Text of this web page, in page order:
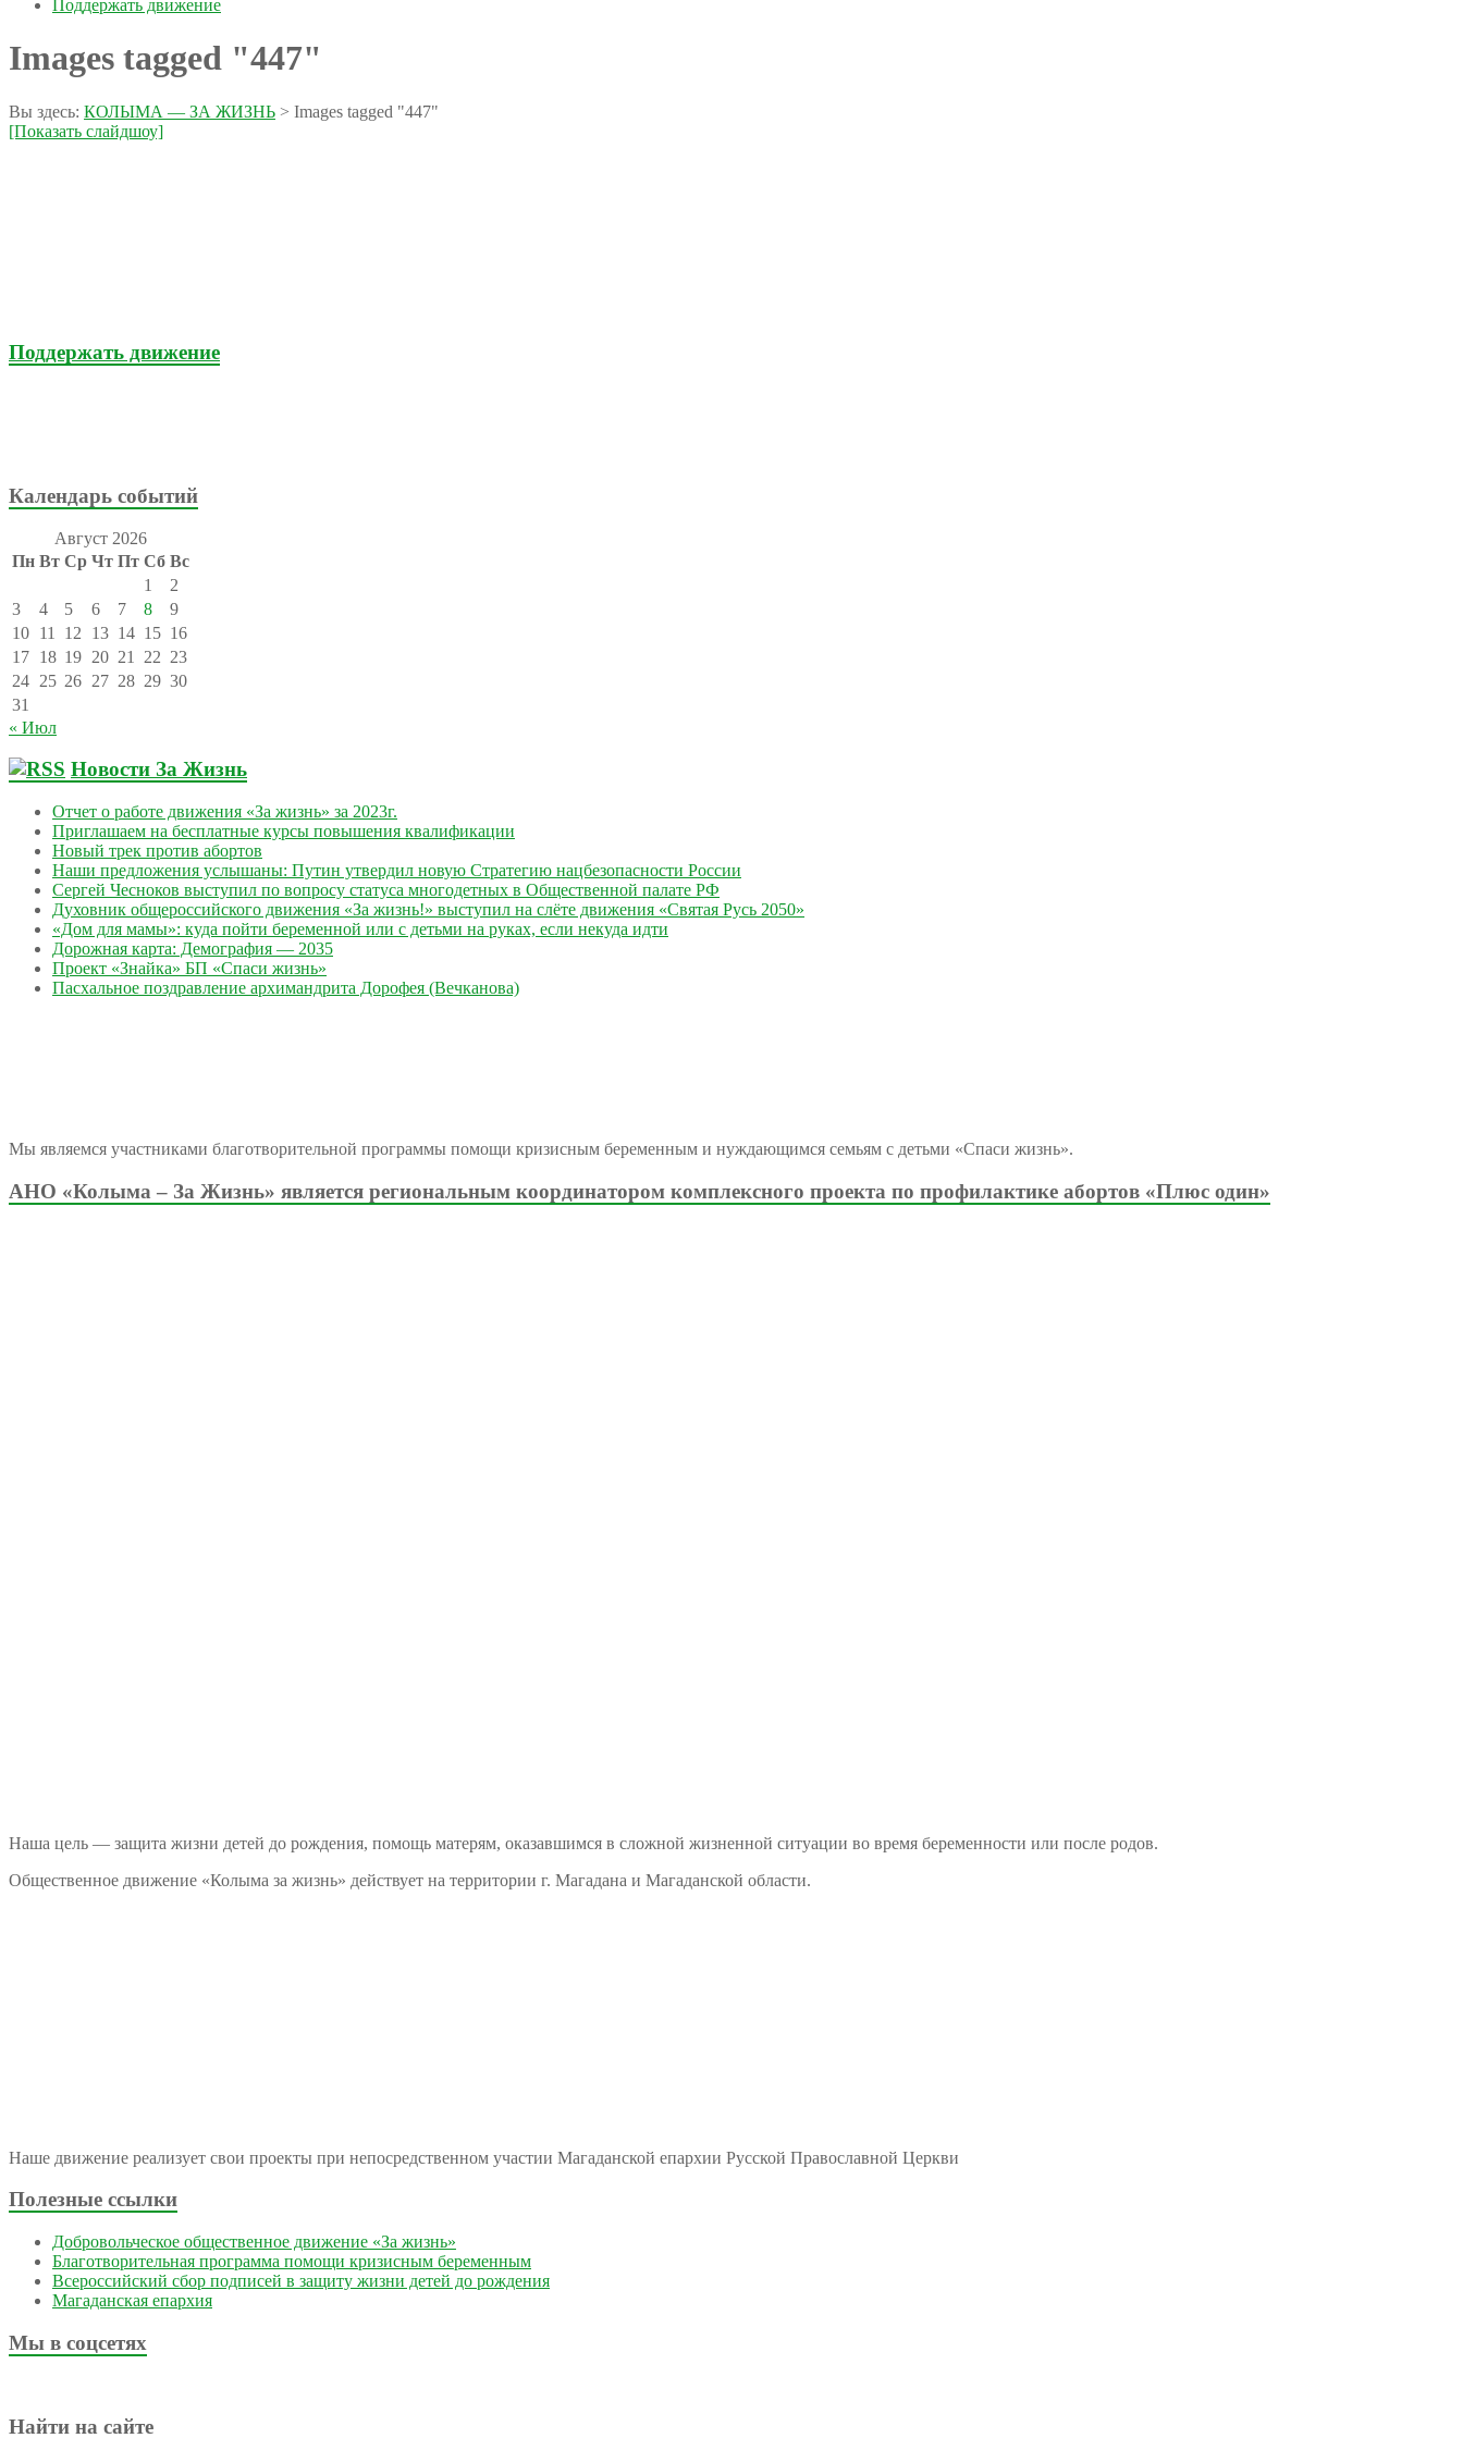
Поддержать движение
Images tagged "447"
Вы здесь: КОЛЫМА — ЗА ЖИЗНЬ > Images tagged "447"
[Показать слайдшоу]
Поддержать движение
Календарь событий
Август 2026
Пн Вт Ср Чт Пт Сб Вс
1
2
3
4 5 6 7 8
9
10 11 12 13 14 15 16
17 18 19 20 21 22 23
24 25 26 27 28 29 30
31
« Июл
Новости За Жизнь
Отчет о работе движения «За жизнь» за 2023г.
Приглашаем на бесплатные курсы повышения квалификации
Новый трек против абортов
Наши предложения услышаны: Путин утвердил новую Стратегию нацбезопасности России
Сергей Чесноков выступил по вопросу статуса многодетных в Общественной палате РФ
Духовник общероссийского движения «За жизнь!» выступил на слёте движения «Святая Русь 2050»
«Дом для мамы»: куда пойти беременной или с детьми на руках, если некуда идти
Дорожная карта: Демография — 2035
Проект «Знайка» БП «Спаси жизнь»
Пасхальное поздравление архимандрита Дорофея (Вечканова)
Мы являемся участниками благотворительной программы помощи кризисным беременным и нуждающимся семьям с детьми «Спаси жизнь».
АНО «Колыма – За Жизнь» является региональным координатором комплексного проекта по профилактике абортов «Плюс один»
Наша цель — защита жизни детей до рождения, помощь матерям, оказавшимся в сложной жизненной ситуации во время беременности или после родов.
Общественное движение «Колыма за жизнь» действует на территории г. Магадана и Магаданской области.
Наше движение реализует свои проекты при непосредственном участии Магаданской епархии Русской Православной Церкви
Полезные ссылки
Добровольческое общественное движение «За жизнь»
Благотворительная программа помощи кризисным беременным
Всероссийский сбор подписей в защиту жизни детей до рождения
Магаданская епархия
Мы в соцсетях
Найти на сайте